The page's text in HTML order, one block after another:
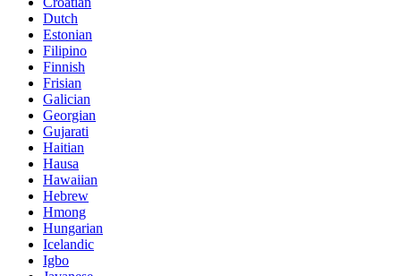
Dutch
Estonian
Filipino
Finnish
Frisian
Galician
Georgian
Gujarati
Haitian
Hausa
Hawaiian
Hebrew
Hmong
Hungarian
Icelandic
Igbo